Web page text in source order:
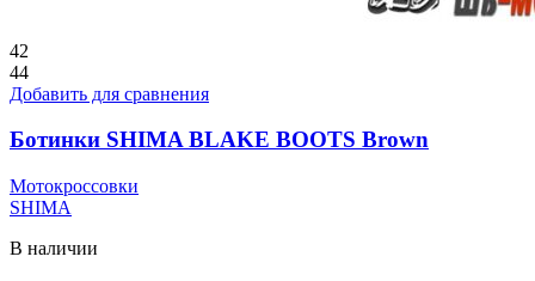
42
44
Добавить для сравнения
Ботинки SHIMA BLAKE BOOTS Brown
Мотокроссовки
SHIMA
В наличии